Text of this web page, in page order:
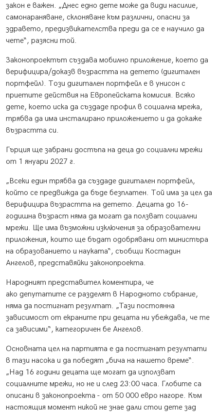
закон е важен. „Днес едно дете може да види насилие,
самонараняване, склоняване към различни, опасни за
здравето, предизвикателства преди да се е научило да
чете“, разясни той.
Законопроектът създава мобилно приложение, което да
верифицира/доказв възрастта на детето (дигитален
портфейл). Този дигитален портфейл е в унисон с
приетите действия на Европейската комисия. Всяко
дете, което иска да създаде профил в социална мрежа,
трябва да има инсталирано приложението и да докаже
възрастта си.
Гърция ще забрани достъпа на деца до социални мрежи
от 1 януари 2027 г.
„Всеки един трябва да създаде дигитален портфейл,
който се предвижда да бъде безплатен. Той има за цел да
верифицира възрастта на детето. Децата до 16-
годишна възраст няма да могат да ползват социални
мрежи. Ще има възможни изключения за образователни
приложения, които ще бъдат одобрявани от министъра
на образованието и науката“, съобщи Костадин
Ангелов, представяйки законопроекта.
Народният представител коментира, че
ако депутатите се разделят в Народното събрание,
няма да постигнат резултат. „Тази постоянна
зависимост от екраните при децата ни убеждава, че те
са зависими“, категоричен бе Ангелов.
Основната цел на партията е да постигнат резултати
в тази насока и да победят „бича на нашето време“.
„Над 16 години децата ще могат да използват
социалните мрежи, но не и след 23:00 часа. Глобите са
описани в законопроекта - от 50 000 евро нагоре. Към
настоящия момент никой не знае дали стои дете зад